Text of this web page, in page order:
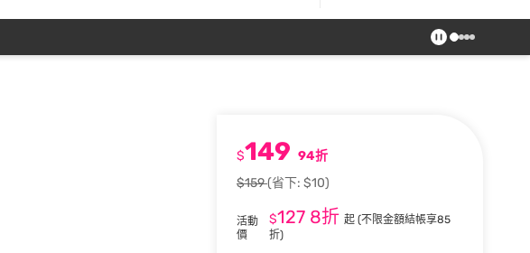
$149 94折
$159(省下: $10)
活動
價
$1278折 起 (不限金額結帳享85
折)